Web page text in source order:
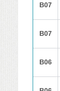
B07
B07
B06